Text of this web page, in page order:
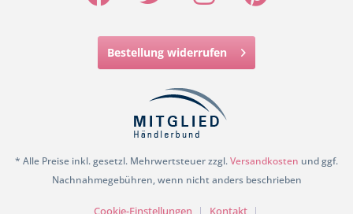
Bestellung widerrufen
* Alle Preise inkl. gesetzl. Mehrwertsteuer zzgl.Versandkosten und ggf.
Nachnahmegebühren, wenn nicht anders beschrieben
Cookie-Einstellungen Kontakt